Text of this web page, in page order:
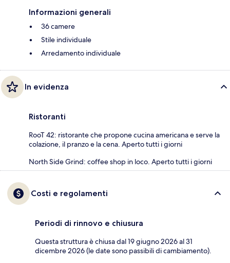
Informazioni generali
36 camere
Stile individuale
Arredamento individuale
In evidenza
Ristoranti
RooT 42: ristorante che propone cucina americana e serve la
colazione, il pranzo e la cena. Aperto tutti i giorni
North Side Grind: coffee shop in loco. Aperto tutti i giorni
Costi e regolamenti
Periodi di rinnovo e chiusura
Questa struttura è chiusa dal 19 giugno 2026 al 31
dicembre 2026 (le date sono passibili di cambiamento).